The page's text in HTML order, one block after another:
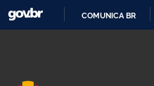
COMUNICA BR